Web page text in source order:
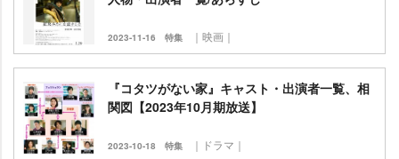
2023-11-16 特集 ｜映画｜
『コタツがない家』キャスト・出演者一覧、相
関図【2023年10月期放送】
2023-10-18 特集 ｜ドラマ｜